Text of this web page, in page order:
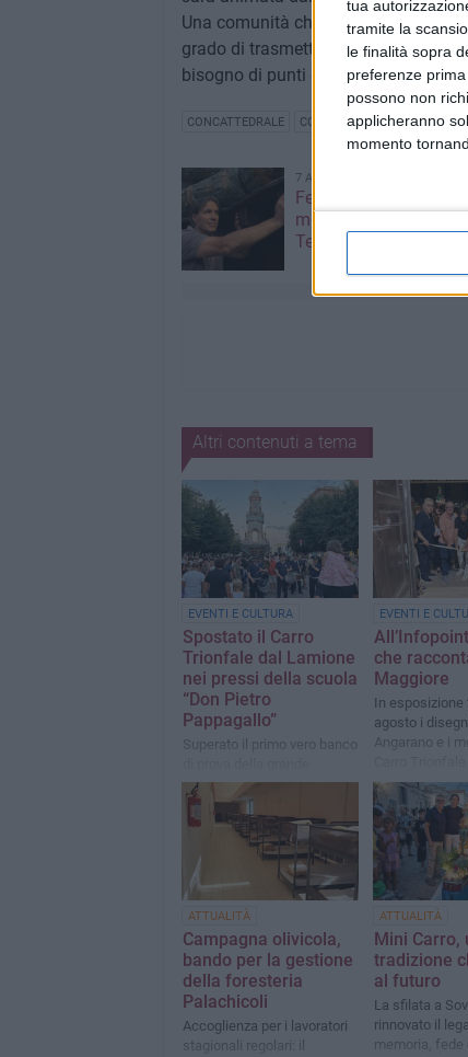
tua
tramite la
le finalità sopra
preferenze
possono non
applicheranno
momento
Una comunità che si ritrova nelle
grado di trasmettere e alimentare.
bisogno di punti di riferimento.
CONCATTEDRALE COMUNE DI TERLIZZI SAN
7 AGOSTO 2026
Festa Maggiore 2026, il
messaggio del sindaco
Terlizzi alla
Altri contenuti a tema
EVENTI E CULTURA
Spostato il Carro
Trionfale dal Lamione
nei pressi della scuola
“Don Pietro
Pappagallo”
Superato il primo vero banco
Macchina da Festa in vista
della solenne processione
EVENTI E
che
Maggiore
In esposizione
agosto i
Angarano e i
ATTUALITÀ
Campagna olivicola,
bando per la gestione
della foresteria
Palachicoli
Accoglienza per i lavoratori
stagionali regolari: il
ATTUALITÀ
Mini Carro,
tradizione
al futuro
La sfilata a
rinnovato il
memoria, fede